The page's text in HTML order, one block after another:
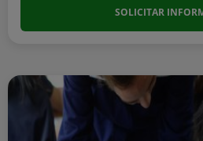
SOLICITAR